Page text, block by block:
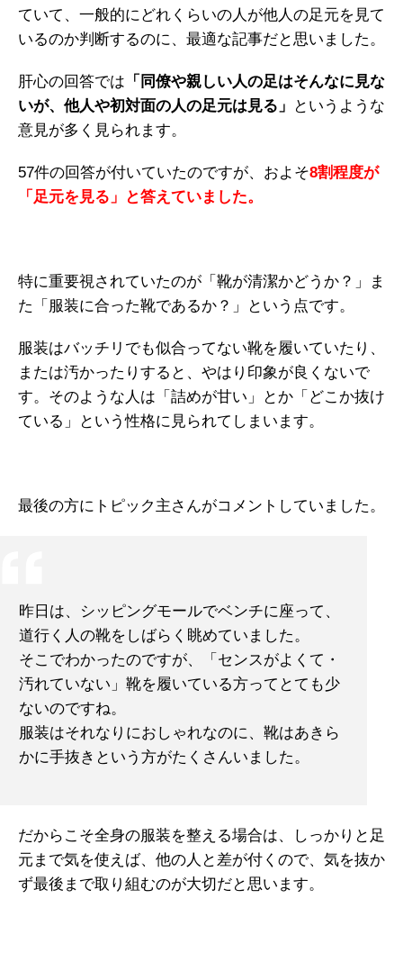
ていて、一般的にどれくらいの人が他人の足元を見て
いるのか判断するのに、最適な記事だと思いました。
肝心の回答では 「同僚や親しい人の足はそんなに見な
いが、他人や初対面の人の足元は見る」
というような
意見が多く見られます。
57件の回答が付いていたのですが、およそ8割程度が
「足元を見る」と答えていました。
特に重要視されていたのが「靴が清潔かどうか？」ま
た「服装に合った靴であるか？」という点です。
服装はバッチリでも似合ってない靴を履いていたり、
または汚かったりすると、やはり印象が良くないで
す。そのような人は「詰めが甘い」とか「どこか抜け
ている」という性格に見られてしまいます。
最後の方にトピック主さんがコメントしていました。
昨日は、シッピングモールでベンチに座って、
道行く人の靴をしばらく眺めていました。
そこでわかったのですが、「センスがよくて・
汚れていない」靴を履いている方ってとても少
ないのですね。
服装はそれなりにおしゃれなのに、靴はあきら
かに手抜きという方がたくさんいました。
だからこそ全身の服装を整える場合は、しっかりと足
元まで気を使えば、他の人と差が付くので、気を抜か
ず最後まで取り組むのが大切だと思います。